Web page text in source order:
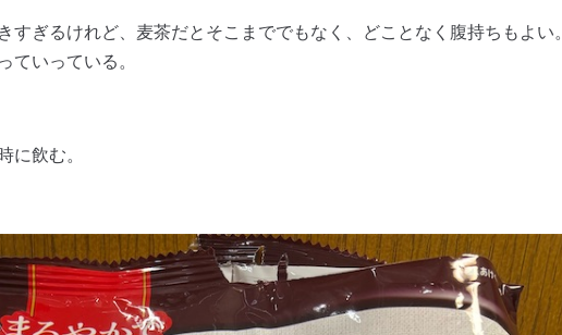
すぎるけれど、麦茶だとそこまででもなく、どことなく腹持ちもよい。
ていっている。
に飲む。